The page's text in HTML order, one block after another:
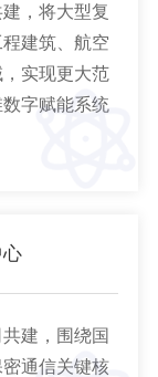
，将大型复
建筑、航空
实现更大范
字赋能系统
建，围绕国
通信关键核